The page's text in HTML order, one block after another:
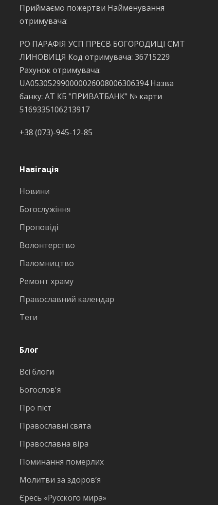
Приймаємо пожертви Найменування
отримувача:
РО ПАРАФІЯ УСП ПРЕСВ БОГОРОДИЦІ СМТ
ЛИНОВИЦЯ Код отримувача: 36715229
Рахунок отримувача:
UA053052990000026008006306394 Назва
банку: АТ КБ "ПРИВАТБАНК" № карти
5169335106213917
+38 (073)-945-12-85
Навігація
Новини
Богослужіння
Проповіді
Волонтерство
Паломництво
Ремонт храму
Православний календар
Теги
Блог
Всі блоги
Богослов'я
Про піст
Православні свята
Православна віра
Поминання померлих
Молитви за здоров’я
Єресь «Русского мира»